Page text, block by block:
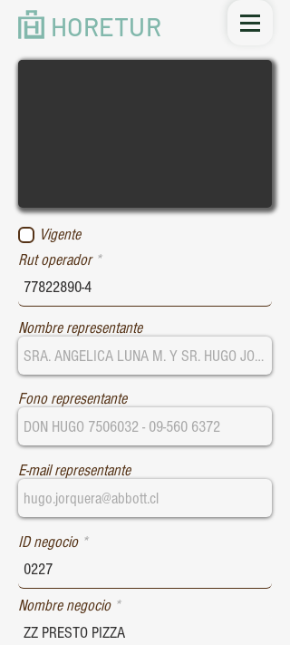
HORETUR
Vigente
Rut operador
Nombre representante
Fono representante
E-mail representante
ID negocio
Nombre negocio